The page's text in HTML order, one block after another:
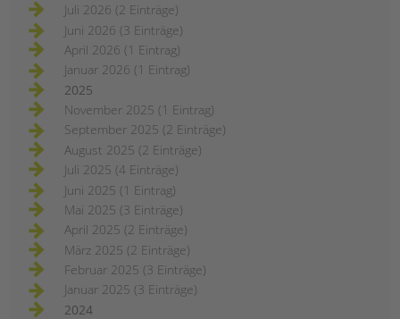
Juli 2026 (2 Einträge)
Juni 2026 (3 Einträge)
April 2026 (1 Eintrag)
Januar 2026 (1 Eintrag)
2025
November 2025 (1 Eintrag)
September 2025 (2 Einträge)
August 2025 (2 Einträge)
Juli 2025 (4 Einträge)
Juni 2025 (1 Eintrag)
Mai 2025 (3 Einträge)
April 2025 (2 Einträge)
März 2025 (2 Einträge)
Februar 2025 (3 Einträge)
Januar 2025 (3 Einträge)
2024